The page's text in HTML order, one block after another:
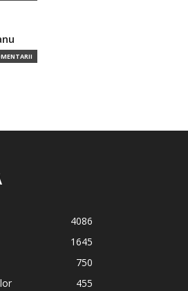
4086
1645
750
455